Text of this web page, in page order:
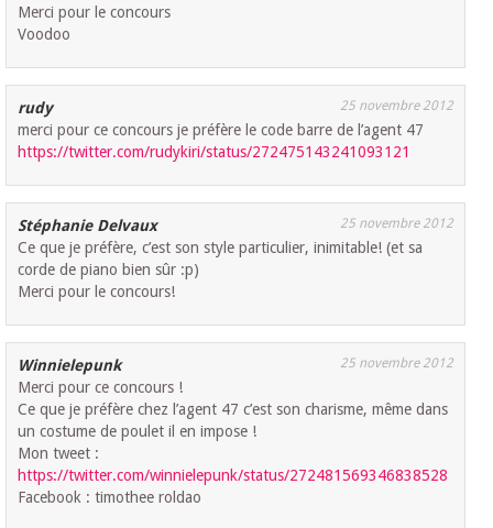
Merci pour le concours
Voodoo
rudy 25 novembre 2012
merci pour ce concours je préfère le code barre de l’agent 47
https://twitter.com/rudykiri/status/272475143241093121
Stéphanie Delvaux 25 novembre 2012
Ce que je préfère, c’est son style particulier, inimitable! (et sa
corde de piano bien sûr :p)
Merci pour le concours!
Winnielepunk 25 novembre 2012
Merci pour ce concours !
Ce que je préfère chez l’agent 47 c’est son charisme, même dans
un costume de poulet il en impose !
Mon tweet :
https://twitter.com/winnielepunk/status/272481569346838528
Facebook : timothee roldao